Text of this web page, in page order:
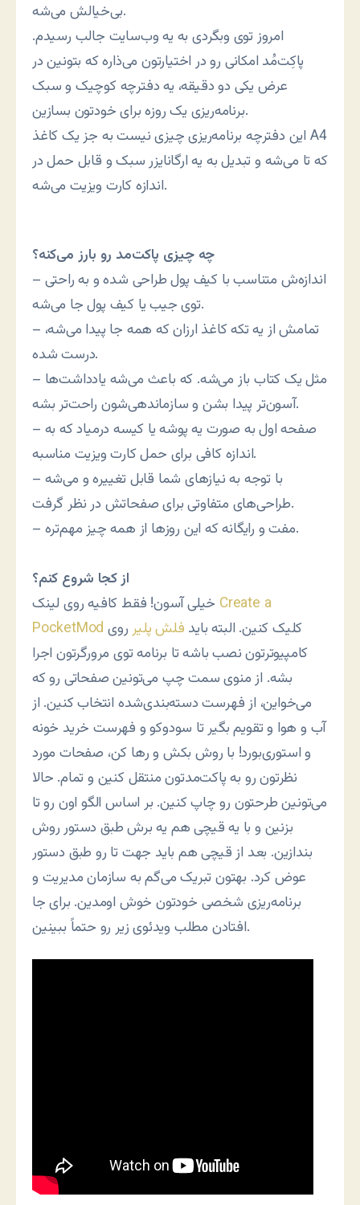
بی‌خیالش می‌شه.
امروز توی وبگردی به یه وب‌سایت جالب رسیدم.
پاکِت‌مُد امکانی رو در اختیارتون می‌ذاره که بتونین در
عرض یکی دو دقیقه، یه دفترچه کوچیک و سبک
برنامه‌ریزی یک روزه برای خودتون بسازین.
این دفترچه برنامه‌ریزی چیزی نیست به جز یک کاغذ A4
که تا می‌شه و تبدیل به یه ارگانایزر سبک و قابل حمل در
اندازه کارت ویزیت می‌شه.
چه چیزی پاکت‌مد رو بارز می‌کنه؟
– اندازه‌ش متناسب با کیف پول طراحی شده و به راحتی
توی جیب یا کیف پول جا می‌شه.
– تمامش از یه تکه کاغذ ارزان که همه جا پیدا می‌شه،
درست شده.
– مثل یک کتاب باز می‌شه. که باعث می‌شه یادداشت‌ها
آسون‌تر پیدا بشن و سازماندهی‌شون راحت‌تر بشه.
– صفحه اول به صورت یه پوشه یا کیسه درمیاد که به
اندازه کافی برای حمل کارت ویزیت مناسبه.
– با توجه به نیازهای شما قابل تغییره و می‌شه
طراحی‌های متفاوتی برای صفحاتش در نظر گرفت.
– مفت و رایگانه که این روزها از همه چیز مهم‌تره.
از کجا شروع کنم؟
Create a
PocketMod
کلیک کنین. البته باید فلش پلیر روی
کامپیوترتون نصب باشه تا برنامه توی مرورگرتون اجرا
بشه. از منوی سمت چپ می‌تونین صفحاتی رو که
می‌خواین، از فهرست دسته‌بندی‌شده انتخاب کنین. از
آب و هوا و تقویم بگیر تا سودوکو و فهرست خرید خونه
و استوری‌بورد! با روش بکش و رها کن، صفحات مورد
نظرتون رو به پاکت‌مدتون منتقل کنین و تمام. حالا
می‌تونین طرحتون رو چاپ کنین. بر اساس الگو اون رو تا
بزنین و با یه قیچی هم یه برش طبق دستور روش
بندازین. بعد از قیچی هم باید جهت تا رو طبق دستور
عوض کرد. بهتون تبریک می‌گم به سازمان مدیریت و
برنامه‌ریزی شخصی خودتون خوش اومدین. برای جا
افتادن مطلب ویدئوی زیر رو حتماً ببینین.